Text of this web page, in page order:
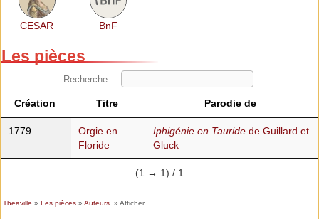
CESAR BnF
Les pièces
Recherche :
Création Titre Parodie de
1779
Orgie en
Floride
Iphigénie en Tauridede Guillard et
Gluck
(1 → 1) / 1
Theaville » Les pièces» Auteurs » Afficher